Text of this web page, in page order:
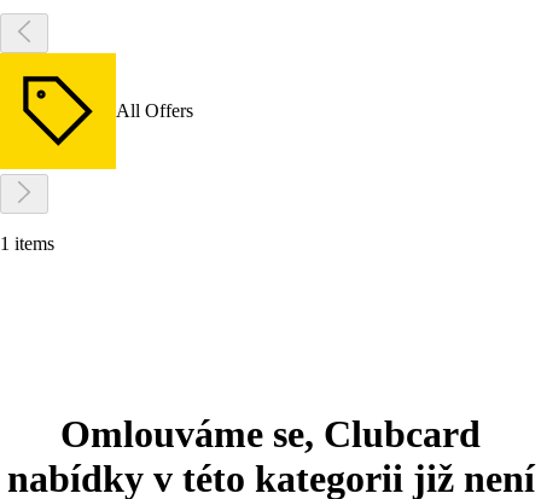
All Offers
1 items
Omlouváme se, Clubcard
nabídky v této kategorii již není